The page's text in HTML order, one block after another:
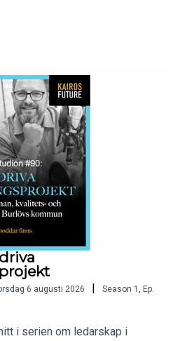
6 augusti 2026 | Season 1
Ep.
i serien om ledarskap i